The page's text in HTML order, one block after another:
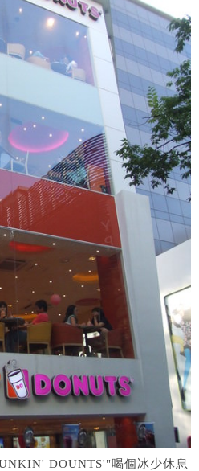
DOUNTS'"喝個冰少休息